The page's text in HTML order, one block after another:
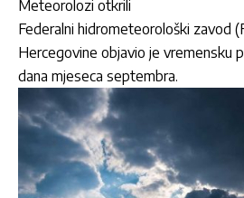
Meteorolozi otkrili
Federalni hidrometeorološki zavod
Hercegovine objavio je vremensku
dana mjeseca septembra.